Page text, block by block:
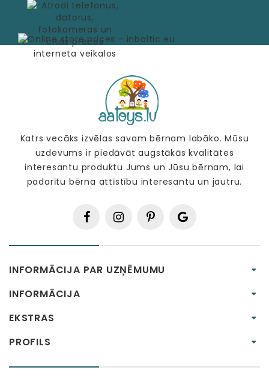
Katrs vecāks izvēlas savam bērnam labāko. Mūsu
uzdevums ir piedāvāt augstākās kvalitātes
interesantu produktu Jums un Jūsu bērnam, lai
padarītu bērna attīstību interesantu un jautru.
INFORMĀCIJA PAR UZŅĒMUMU
INFORMĀCIJA
EKSTRAS
PROFILS